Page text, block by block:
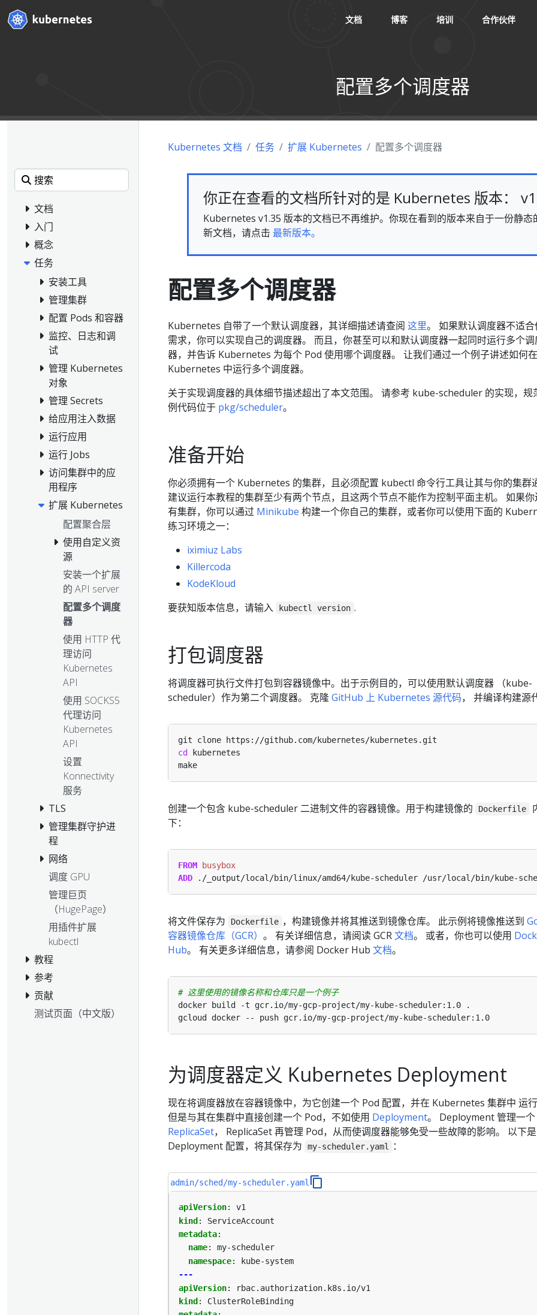
文档 博客 培训 合作伙伴
配置多个调度器
文档
入门
概念
任务
安装工具
管理集群
配置 Pods 和容器
监控、日志和调
试
管理 Kubernetes
对象
管理 Secrets
给应用注入数据
运行应用
运行 Jobs
访问集群中的应
用程序
扩展 Kubernetes
配置聚合层
使用自定义资
源
安装一个扩展
的 API server
配置多个调度
器
使用 HTTP 代
理访问
Kubernetes
API
使用 SOCKS5
代理访问
Kubernetes
API
设置
Konnectivity
服务
TLS
管理集群守护进
程
网络
调度 GPU
管理巨页
（HugePage）
用插件扩展
kubectl
教程
参考
贡献
测试页面（中文版）
Kubernetes 文档 任务 扩展 Kubernetes 配置多个调度器
你正在查看的文档所针对的是 Kubernetes 版本：
Kubernetes v1.35 版本的文档已不再维护。你现在看到的版本来自于一份静态
新文档，请点击 最新版本。
配置多个调度器
Kubernetes 自带了一个默认调度器，其详细描述请查阅 这里。 如果默认调度器不适
需求，你可以实现自己的调度器。 而且，你甚至可以和默认调度器一起同时运行多个调
器，并告诉 Kubernetes 为每个 Pod 使用哪个调度器。 让我们通过一个例子讲述如何在
Kubernetes 中运行多个调度器。
关于实现调度器的具体细节描述超出了本文范围。 请参考 kube-scheduler 的实现，规
例代码位于 pkg/scheduler。
准备开始
你必须拥有一个 Kubernetes 的集群，且必须配置 kubectl 命令行工具让其与你的集群
建议运行本教程的集群至少有两个节点，且这两个节点不能作为控制平面主机。 如果
有集群，你可以通过 Minikube 构建一个你自己的集群，或者你可以使用下面的
练习环境之一：
iximiuz Labs
Killercoda
KodeKloud
要获知版本信息，请输入
kubectl version .
打包调度器
将调度器可执行文件打包到容器镜像中。出于示例目的，可以使用默认调度器 （kube-
scheduler）作为第二个调度器。 克隆GitHub 上 Kubernetes 源代码， 并编译构建源
cd
创建一个包含 kube-scheduler 二进制文件的容器镜像。用于构建镜像的 Dockerfile
下：
FROM busybox
ADD ./_output/local/bin/linux/amd64/kube-scheduler /usr/local/bin/kube-
将文件保存为 Dockerfile ，构建镜像并将其推送到镜像仓库。 此示例将镜像推送到
容器镜像仓库（GCR） 。 有关详细信息，请阅读 GCR文档。 或者，你也可以使用
Hub。 有关更多详细信息，请参阅 Docker Hub 文档。
# 这里使用的镜像名称和仓库只是一个例子
为调度器定义 Kubernetes Deployment
现在将调度器放在容器镜像中，为它创建一个 Pod 配置，并在 Kubernetes 集群中 运
但是与其在集群中直接创建一个 Pod，不如使用 Deployment。 Deployment 管理一个
ReplicaSet， ReplicaSet 再管理 Pod，从而使调度器能够免受一些故障的影响。 以下是
Deployment 配置，将其保存为
my-scheduler.yaml ：
admin/sched/my-scheduler.yaml
apiVersion:
v1
kind:
ServiceAccount
metadata:
name:
my-scheduler
namespace:
kube-system
---
apiVersion:
rbac.authorization.k8s.io/v1
kind :
ClusterRoleBinding